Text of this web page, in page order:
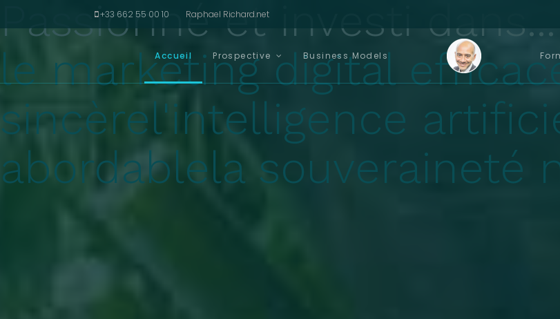
+33 662 55 00 10 Raphael Richard.net
Accueil Prospective Business Models
Passionné et investi dans...
le marketing digital
sincèrel'intelligence
abordablela souveraineté